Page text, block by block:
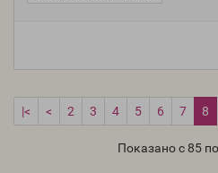
|< < 2 3 4 5 6 7 8
Показано с 85